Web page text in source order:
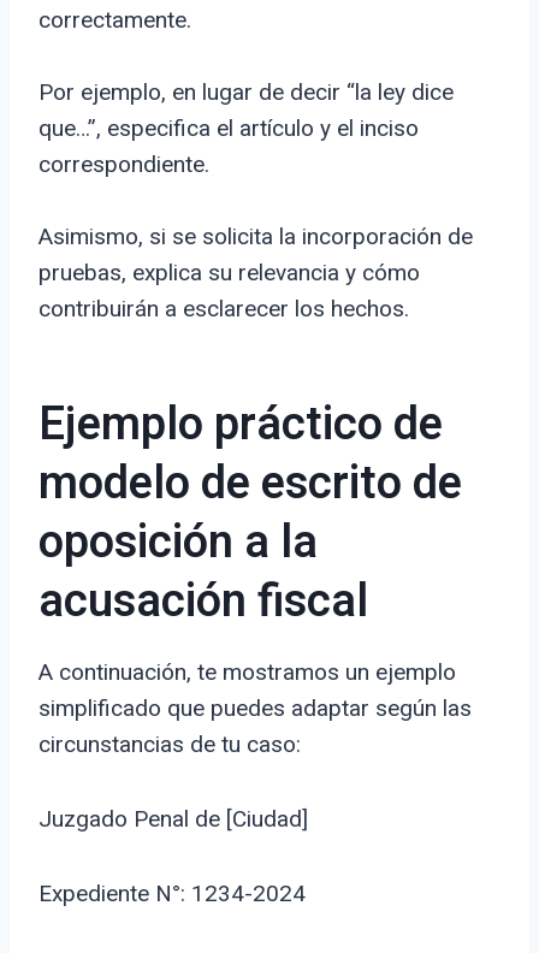
correctamente.
Por ejemplo, en lugar de decir “la ley dice
que…”, especifica el artículo y el inciso
correspondiente.
Asimismo, si se solicita la incorporación de
pruebas, explica su relevancia y cómo
contribuirán a esclarecer los hechos.
Ejemplo práctico de
modelo de escrito de
oposición a la
acusación fiscal
A continuación, te mostramos un ejemplo
simplificado que puedes adaptar según las
circunstancias de tu caso:
Juzgado Penal de [Ciudad]
Expediente N°: 1234-2024